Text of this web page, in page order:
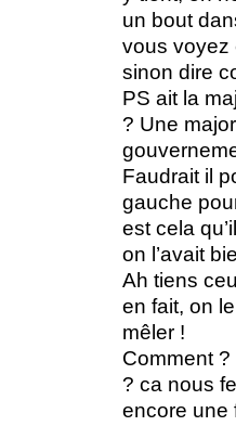
un bout
vous
sinon dire
PS ait la
? Une
Faudrait il
gauche
est cela
on l’avait
Ah tiens
en fait, on
mêler !
Comment
? ca nous
encore une